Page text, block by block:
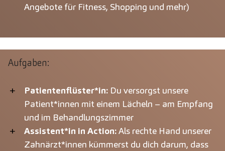
Angebote für Fitness, Shopping und mehr)
Aufgaben:
Patientenflüster*in: Du versorgst unsere
Patient*innen mit einem Lächeln – am Empfang
und im Behandlungszimmer
Assistent*in in Action:Als rechte Hand unserer
Zahnärzt*innen kümmerst du dich darum, dass